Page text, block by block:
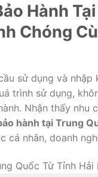
Hành Tại
Chóng
sử dụng và nhập
trình sử dụng,
Nhận thấy nhu
hành tại Trung
cá nhân, doanh